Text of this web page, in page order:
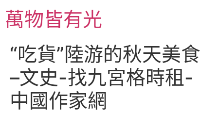
主萬物皆有光
“吃貨”陸游的秋天美食
–文史-找九宮格時租-
中國作家網